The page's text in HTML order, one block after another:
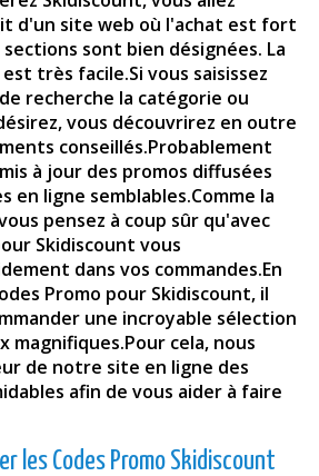
d'un site web où l'achat est fort
sont bien désignées. La
très facile.Si vous saisissez
recherche la catégorie ou
vous découvrirez en outre
conseillés.Probablement
à jour des promos diffusées
en ligne semblables.Comme la
pensez à coup sûr qu'avec
Skidiscount vous
dans vos commandes.En
Promo pour Skidiscount, il
une incroyable sélection
magnifiques.Pour cela, nous
de notre site en ligne des
afin de vous aider à faire
les Codes Promo Skidiscount